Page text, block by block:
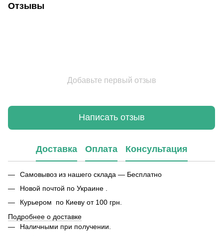
Отзывы
Добавьте первый отзыв
Написать отзыв
Доставка Оплата Консультация
Самовывоз из нашего склада — Бесплатно
Новой почтой по Украине .
Курьером по Киеву от 100 грн.
Подробнее о доставке
Наличными при получении.